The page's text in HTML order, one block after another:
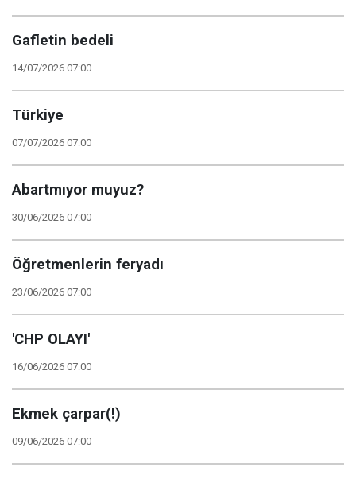
Gafletin bedeli
14/07/2026 07:00
Türkiye
07/07/2026 07:00
Abartmıyor muyuz?
30/06/2026 07:00
Öğretmenlerin feryadı
23/06/2026 07:00
'CHP OLAYI'
16/06/2026 07:00
Ekmek çarpar(!)
09/06/2026 07:00